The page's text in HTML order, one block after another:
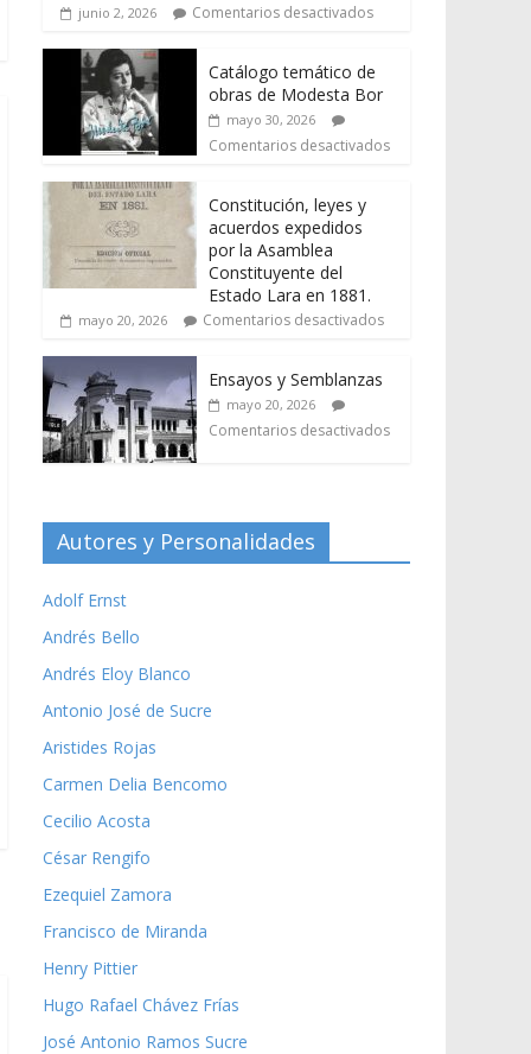
junio 2, 2026 Comentarios desactivados
Catálogo temático de
obras de Modesta Bor
mayo 30, 2026
Comentarios desactivados
Constitución, leyes y
acuerdos expedidos
por la Asamblea
Constituyente del
Estado Lara en 1881.
mayo 20, 2026 Comentarios desactivados
Ensayos y Semblanzas
mayo 20, 2026
Comentarios desactivados
Autores y Personalidades
Adolf Ernst
Andrés Bello
Andrés Eloy Blanco
Antonio José de Sucre
Aristides Rojas
Carmen Delia Bencomo
Cecilio Acosta
César Rengifo
Ezequiel Zamora
Francisco de Miranda
Henry Pittier
Hugo Rafael Chávez Frías
José Antonio Ramos Sucre